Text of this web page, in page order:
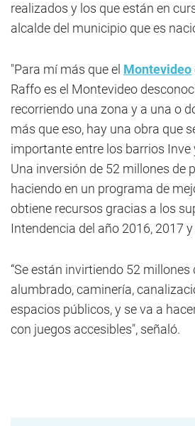
realizados y los que están en
alcalde del municipio que es
"Para mí más que el Montevideo
Raffo es el Montevideo
recorriendo una zona y a una o
más que eso, hay una obra que
importante entre los barrios Inve
Una inversión de 52 millones de
haciendo en un programa de
obtiene recursos gracias a los
Intendencia del año 2016, 2017 y
“Se están invirtiendo 52 millones
alumbrado, caminería,
espacios públicos, y se va a
con juegos accesibles", señaló.